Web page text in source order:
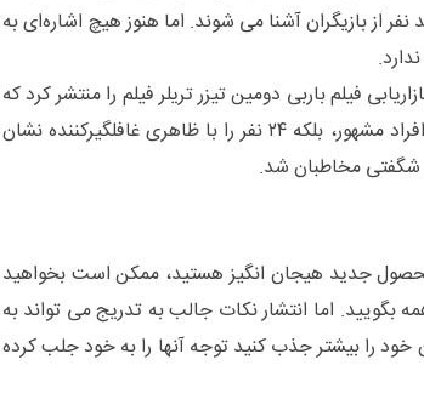
از بازیگران آشنا می شوند. اما هنوز هیچ اشاره‌ای به
فیلم باربی دومین تیزر تریلر فیلم را منتشر کرد که
در آن نه تعداد اندکی از افراد مشهور، بلکه ۲۴ نفر را با ظاهری غافلگیرکننده نشان
مخاطبان شد.
جدید هیجان انگیز هستید، ممکن است بخواهید
بگویید. اما انتشار نکات جالب به تدریج می تواند به
را بیشتر جذب کنید توجه آنها را به خود جلب کرده